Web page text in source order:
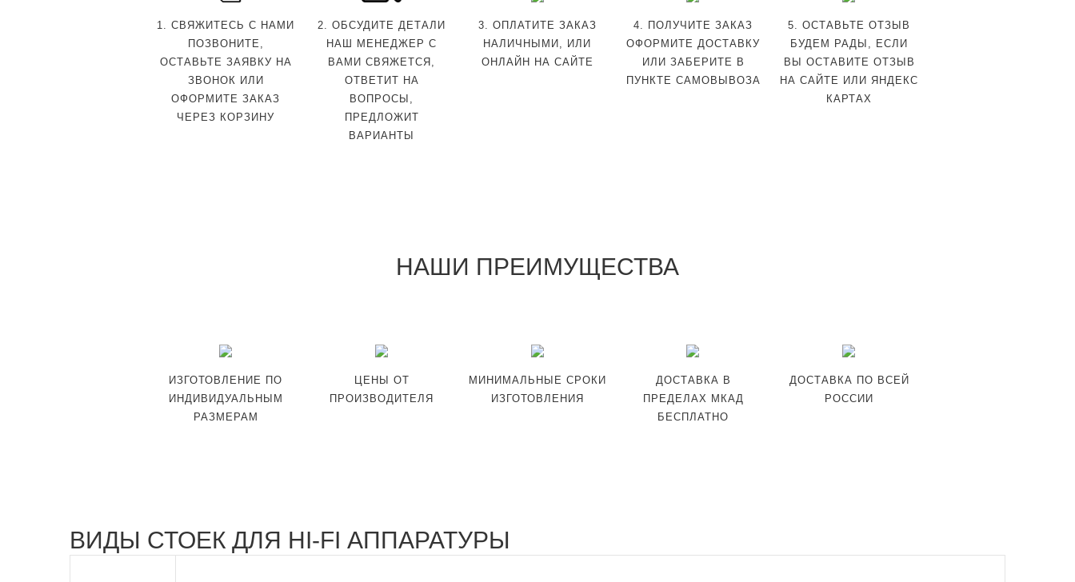
1. СВЯЖИТЕСЬ С НАМИ
ПОЗВОНИТЕ,
ОСТАВЬТЕ ЗАЯВКУ НА
ЗВОНОК ИЛИ
ОФОРМИТЕ ЗАКАЗ
ЧЕРЕЗ КОРЗИНУ
2. ОБСУДИТЕ ДЕТАЛИ
НАШ МЕНЕДЖЕР С
ВАМИ СВЯЖЕТСЯ,
ОТВЕТИТ НА
ВОПРОСЫ,
ПРЕДЛОЖИТ
ВАРИАНТЫ
3. ОПЛАТИТЕ ЗАКАЗ
НАЛИЧНЫМИ, ИЛИ
ОНЛАЙН НА САЙТЕ
4. ПОЛУЧИТЕ ЗАКАЗ
ОФОРМИТЕ ДОСТАВКУ
ИЛИ ЗАБЕРИТЕ В
ПУНКТЕ САМОВЫВОЗА
5. ОСТАВЬТЕ ОТЗЫВ
БУДЕМ РАДЫ, ЕСЛИ
ВЫ ОСТАВИТЕ ОТЗЫВ
НА САЙТЕ ИЛИ ЯНДЕКС
КАРТАХ
НАШИ ПРЕИМУЩЕСТВА
ИЗГОТОВЛЕНИЕ ПО
ИНДИВИДУАЛЬНЫМ
РАЗМЕРАМ
ЦЕНЫ ОТ
ПРОИЗВОДИТЕЛЯ
МИНИМАЛЬНЫЕ СРОКИ
ИЗГОТОВЛЕНИЯ
ДОСТАВКА В
ПРЕДЕЛАХ МКАД
БЕСПЛАТНО
ДОСТАВКА ПО ВСЕЙ
РОССИИ
ВИДЫ СТОЕК ДЛЯ HI-FI АППАРАТУРЫ